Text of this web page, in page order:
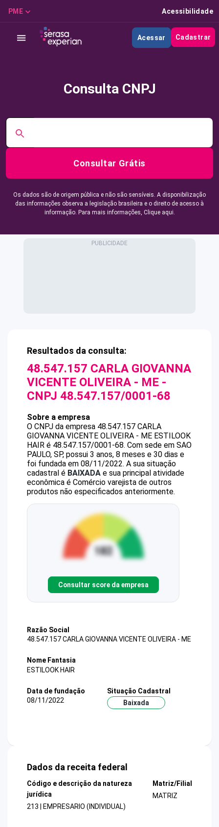
PME Acessibilidade
Acessar Cadastrar
Consulta CNPJ
Consultar Grátis
Os dados são de origem pública e não são sensíveis. A disponibilização
das informações observa a legislação brasileira e o direito de acesso à
informação. Para mais informações, Clique aqui.
Resultados da consulta:
48.547.157 CARLA GIOVANNA
VICENTE OLIVEIRA - ME -
CNPJ 48.547.157/0001-68
Sobre a empresa
O CNPJ da empresa 48.547.157 CARLA
GIOVANNA VICENTE OLIVEIRA - ME ESTILOOK
HAIR é 48.547.157/0001-68. Com sede em SAO
PAULO, SP, possui 3 anos, 8 meses e 30 dias e
foi fundada em 08/11/2022. A sua situação
cadastral é BAIXADA e sua principal atividade
econômica é Comércio varejista de outros
produtos não especificados anteriormente.
Consultar score da empresa
Razão Social
48.547.157 CARLA GIOVANNA VICENTE OLIVEIRA - ME
Nome Fantasia
ESTILOOK HAIR
Data de fundação
08/11/2022
Situação Cadastral
Baixada
Dados da receita federal
Código e descrição da natureza
jurídica
213 | EMPRESARIO (INDIVIDUAL)
Matriz/Filial
MATRIZ